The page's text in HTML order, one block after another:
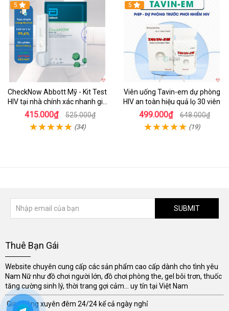
5
CheckNow Abbott Mỹ - Kit Test
HIV tại nhà chính xác nhanh giá
tốt
415.000₫ 525.000₫
(34)
5
Viên uống Tavin-em dự phòng
HIV an toàn hiệu quả lọ 30 viên
499.000₫ 648.000₫
(19)
SUBMIT
Thuê Bạn Gái
Website chuyên cung cấp các sản phẩm cao cấp dành cho tình yêu
Nam Nữ như đồ chơi người lớn, đồ chơi phòng the, gel bôi trơn, thuốc
tăng cường sinh lý, thời trang gợi cảm... uy tín tại Việt Nam
Giao hàng xuyên đêm 24/24 kể cả ngày nghỉ